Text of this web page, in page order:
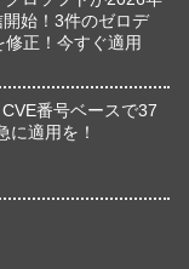
始！3件のゼロデ
正！今すぐ適用
番号ベースで37
に適用を！